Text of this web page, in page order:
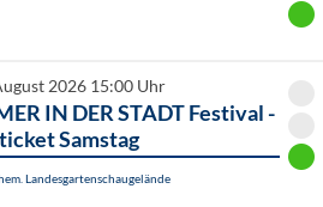
2026 15:00 Uhr
IN DER STADT Festival -
Samstag
Landesgartenschaugelände